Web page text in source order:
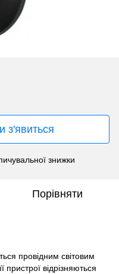
з'явиться
знижки
Порівняти
провідним світовим
пристрої відрізняються